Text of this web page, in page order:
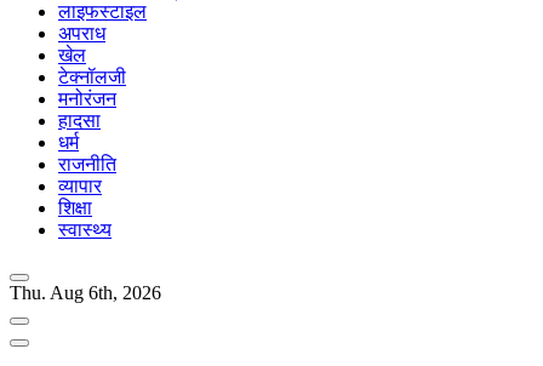
लाइफस्टाइल
अपराध
खेल
टेक्नॉलजी
मनोरंजन
हादसा
धर्म
राजनीति
व्यापार
शिक्षा
स्वास्थ्य
Thu. Aug 6th, 2026